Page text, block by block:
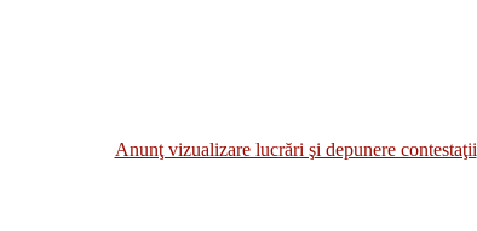
Anunţ vizualizare lucrări şi depunere contestaţii